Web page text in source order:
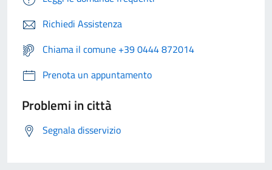
Richiedi Assistenza
Chiama il comune +39 0444 872014
Prenota un appuntamento
Problemi in città
Segnala disservizio